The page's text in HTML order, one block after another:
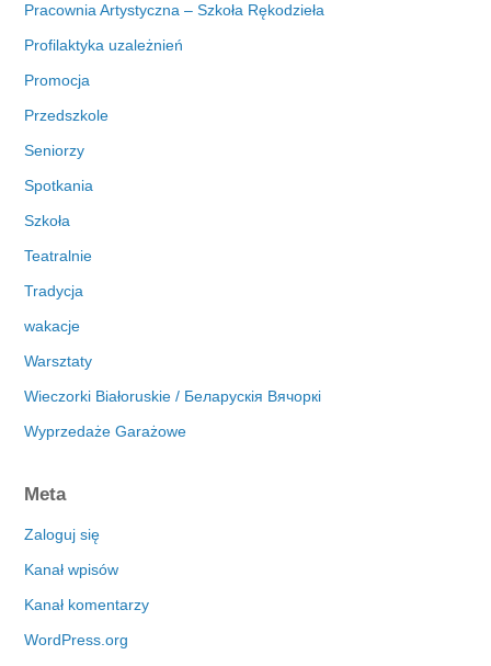
Pracownia Artystyczna – Szkoła Rękodzieła
Profilaktyka uzależnień
Promocja
Przedszkole
Seniorzy
Spotkania
Szkoła
Teatralnie
Tradycja
wakacje
Warsztaty
Wieczorki Białoruskie / Беларускія Вячоркі
Wyprzedaże Garażowe
Meta
Zaloguj się
Kanał wpisów
Kanał komentarzy
WordPress.org